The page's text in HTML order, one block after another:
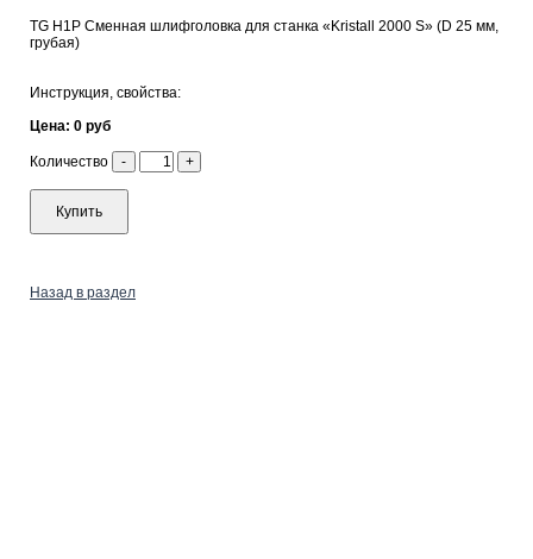
TG H1Р Сменная шлифголовка для станка «Kristall 2000 S» (D 25 мм,
грубая)
Инструкция, свойства:
Цена: 0 руб
Количество - +
Купить
Назад в раздел